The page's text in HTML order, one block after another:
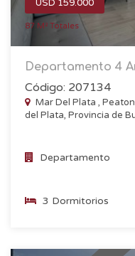
USD 159.000
87 M² Totales
Departamento 4
Código: 207134
Mar Del Plata ,
del Plata, Provincia de
Departamento
3 Dormitorios